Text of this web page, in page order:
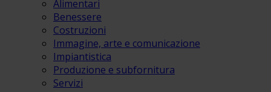
Alimentari
Benessere
Costruzioni
Immagine, arte e comunicazione
Impiantistica
Produzione e subfornitura
Servizi